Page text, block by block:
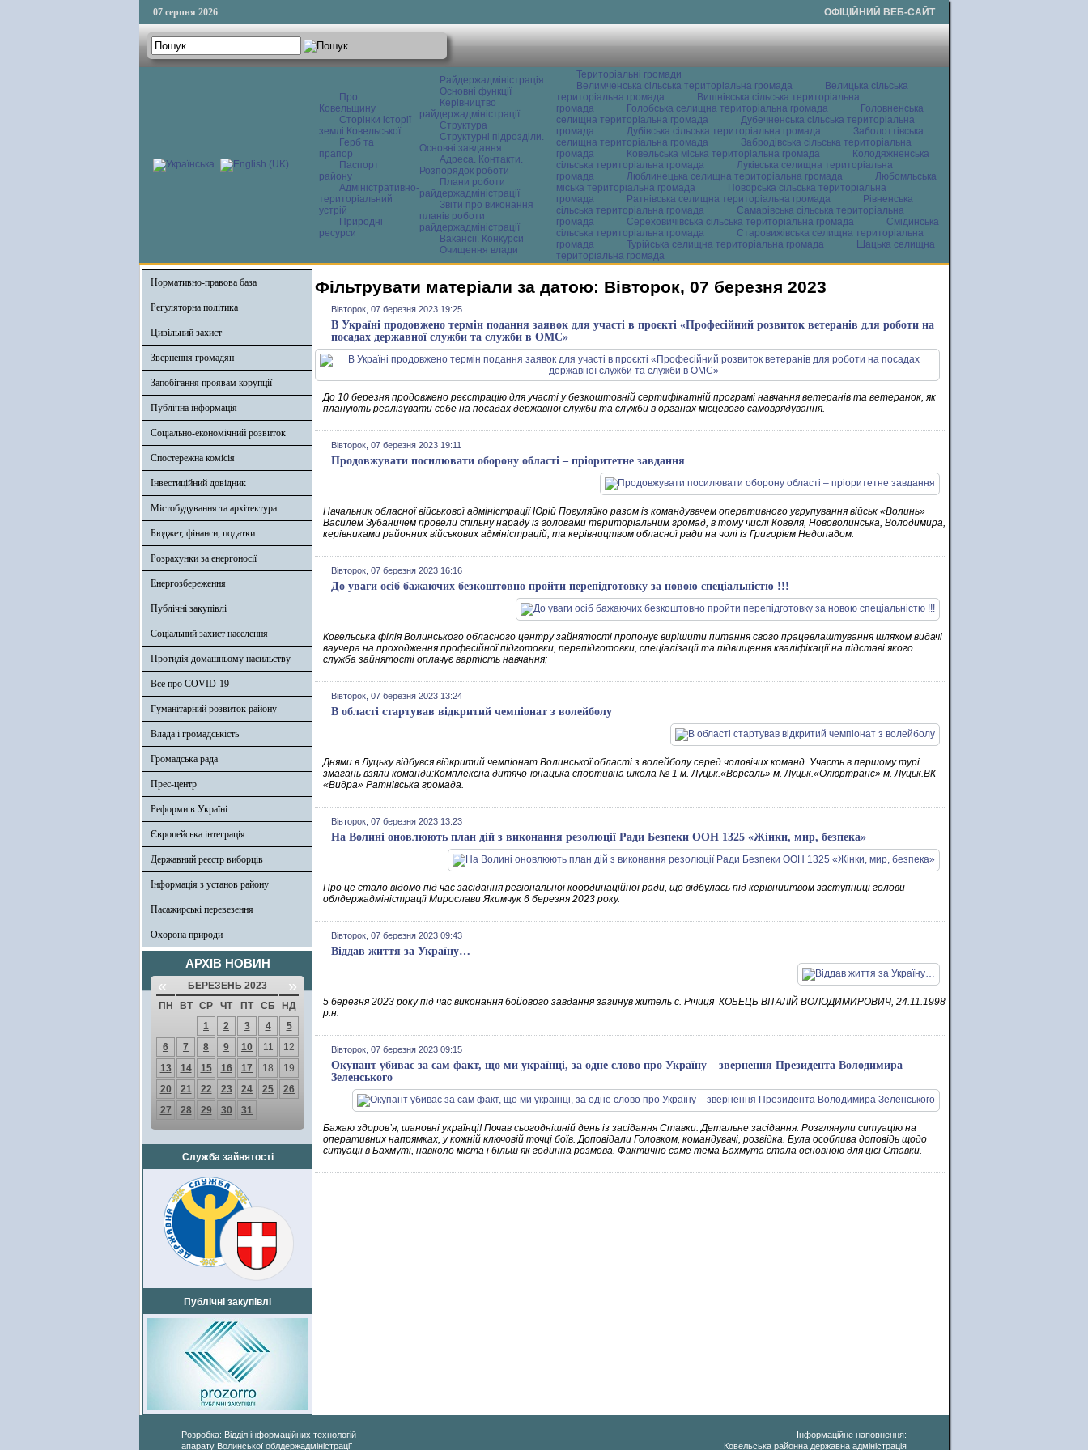
07 серпня 2026 ОФІЦІЙНИЙ ВЕБ-САЙТ
Про
Ковельщину
Сторінки історії
землі Ковельської
Герб та
прапор
Паспорт
району
Адміністративно-
територіальний
устрій
Природні
ресурси
Райдержадміністрація
Основні функції
Керівництво
райдержадміністрації
Структура
Структурні підрозділи.
Основні завдання
Адреса. Контакти.
Розпорядок роботи
Плани роботи
райдержадміністрації
Звіти про виконання
планів роботи
райдержадміністрації
Вакансії. Конкурси
Очищення влади
Територіальні громади
Велимченська сільська територіальна громада
Велицька сільська
територіальна громада
Вишнівська сільська територіальна
громада
Голобська селищна територіальна громада
Головненська
селищна територіальна громада
Дубечненська сільська територіальна
громада
Дубівська сільська територіальна громада
Заболоттівська
селищна територіальна громада
Забродівська сільська територіальна
громада
Ковельська міська територіальна громада
Колодяжненська
сільська територіальна громада
Луківська селищна територіальна
громада
Люблинецька селищна територіальна громада
Любомльська
міська територіальна громада
Поворська сільська територіальна
громада
Ратнівська селищна територіальна громада
Рівненська
сільська територіальна громада
Самарівська сільська територіальна
громада
Сереховичівська сільська територіальна громада
Смідинська
сільська територіальна громада
Старовижівська селищна територіальна
громада
Турійська селищна територіальна громада
Шацька селищна
територіальна громада
Нормативно-правова база
Регуляторна політика
Цивільний захист
Звернення громадян
Запобігання проявам корупції
Публічна інформація
Соціально-економічний розвиток
Спостережна комісія
Інвестиційний довідник
Містобудування та архітектура
Бюджет, фінанси, податки
Розрахунки за енергоносії
Енергозбереження
Публічні закупівлі
Соціальний захист населення
Протидія домашньому насильству
Все про COVID-19
Гуманітарний розвиток району
Влада і громадськість
Громадська рада
Прес-центр
Реформи в Україні
Європейська інтеграція
Державний реєстр виборців
Інформація з установ району
Пасажирські перевезення
Охорона природи
АРХІВ НОВИН
« БЕРЕЗЕНЬ 2023 »
ПН ВТ СР ЧТ ПТ СБ
НД
1
2 3 4
5
6
7 8 9 10 11
12
13
14 15 16 17 18
19
20
21 22 23 24 25
26
27
28 29 30 31
Служба зайнятості
Публічні закупівлі
Фільтрувати матеріали за датою: Вівторок, 07 березня 2023
Вівторок, 07 березня 2023 19:25
В Україні продовжено термін подання заявок для участі в проєкті «Професійний розвиток ветеранів для роботи на
посадах державної служби та служби в ОМС»
До 10 березня продовжено реєстрацію для участі у безкоштовній сертифікатній програмі навчання ветеранів та ветеранок, як
планують реалізувати себе на посадах державної служби та служби в органах місцевого самоврядування.
Вівторок, 07 березня 2023 19:11
Продовжувати посилювати оборону області – пріоритетне завдання
Начальник обласної військової адміністрації Юрій Погуляйко разом із командувачем оперативного угрупування військ «Волинь»
Василем Зубаничем провели спільну нараду із головами територіальним громад, в тому числі Ковеля, Нововолинська, Володимира,
керівниками районних військових адміністрацій, та керівництвом обласної ради на чолі із Григорієм Недопадом.
Вівторок, 07 березня 2023 16:16
До уваги осіб бажаючих безкоштовно пройти перепідготовку за новою спеціальністю !!!
Ковельська філія Волинського обласного центру зайнятості пропонує вирішити питання свого працевлаштування шляхом видачі
ваучера на проходження професійної підготовки, перепідготовки, спеціалізації та підвищення кваліфікації на підставі якого
служба зайнятості оплачує вартість навчання;
Вівторок, 07 березня 2023 13:24
В області стартував відкритий чемпіонат з волейболу
Днями в Луцьку відбувся відкритий чемпіонат Волинської області з волейболу серед чоловічих команд. Участь в першому турі
змагань взяли команди:Комплексна дитячо-юнацька спортивна школа № 1 м. Луцьк.«Версаль» м. Луцьк.«Олюртранс» м. Луцьк.ВК
«Видра» Ратнівська громада.
Вівторок, 07 березня 2023 13:23
На Волині оновлюють план дій з виконання резолюції Ради Безпеки ООН 1325 «Жінки, мир, безпека»
Про це стало відомо під час засідання регіональної координаційної ради, що відбулась під керівництвом заступниці голови
облдержадміністрації Мирослави Якимчук 6 березня 2023 року.
Вівторок, 07 березня 2023 09:43
Віддав життя за Україну…
5 березня 2023 року під час виконання бойового завдання загинув житель с. Річиця КОБЕЦЬ ВІТАЛІЙ ВОЛОДИМИРОВИЧ, 24.11.1998
р.н.
Вівторок, 07 березня 2023 09:15
Окупант убиває за сам факт, що ми українці, за одне слово про Україну – звернення Президента Володимира
Зеленського
Бажаю здоровʼя, шановні українці! Почав сьогоднішній день із засідання Ставки. Детальне засідання. Розглянули ситуацію на
оперативних напрямках, у кожній ключовій точці боїв. Доповідали Головком, командувачі, розвідка. Була особлива доповідь щодо
ситуації в Бахмуті, навколо міста і більш як годинна розмова. Фактично саме тема Бахмута стала основною для цієї Ставки.
Розробка: Відділ інформаційних технологій
апарату Волинської облдержадміністрації
Інформаційне наповнення:
Ковельська районна державна адміністрація